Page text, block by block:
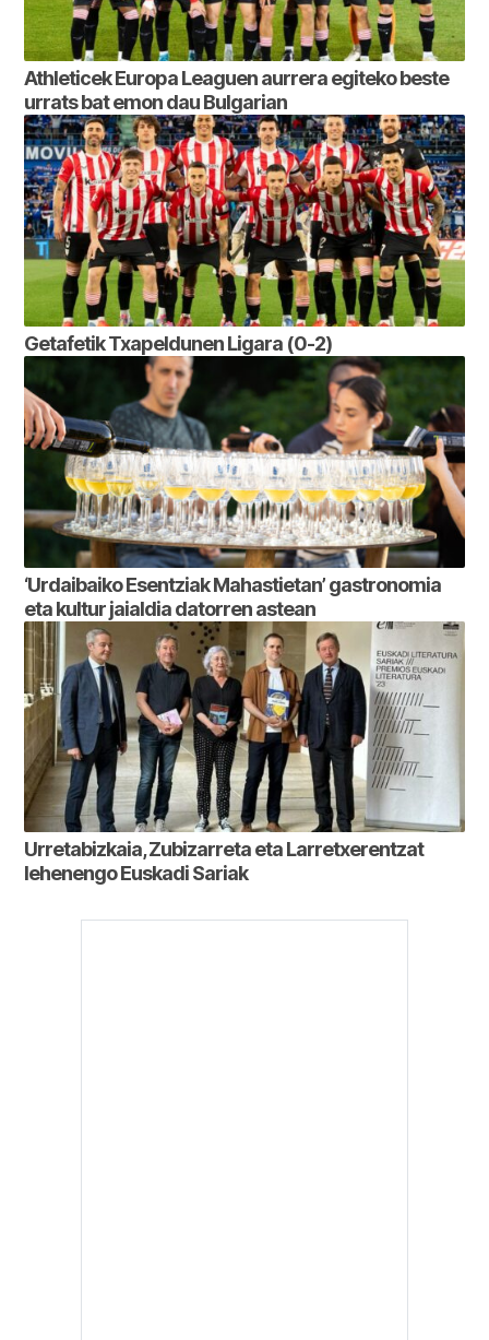
Athleticek Europa Leaguen aurrera egiteko beste
urrats bat emon dau Bulgarian
Getafetik Txapeldunen Ligara (0-2)
‘Urdaibaiko Esentziak Mahastietan’ gastronomia
eta kultur jaialdia datorren astean
Urretabizkaia, Zubizarreta eta Larretxerentzat
lehenengo Euskadi Sariak